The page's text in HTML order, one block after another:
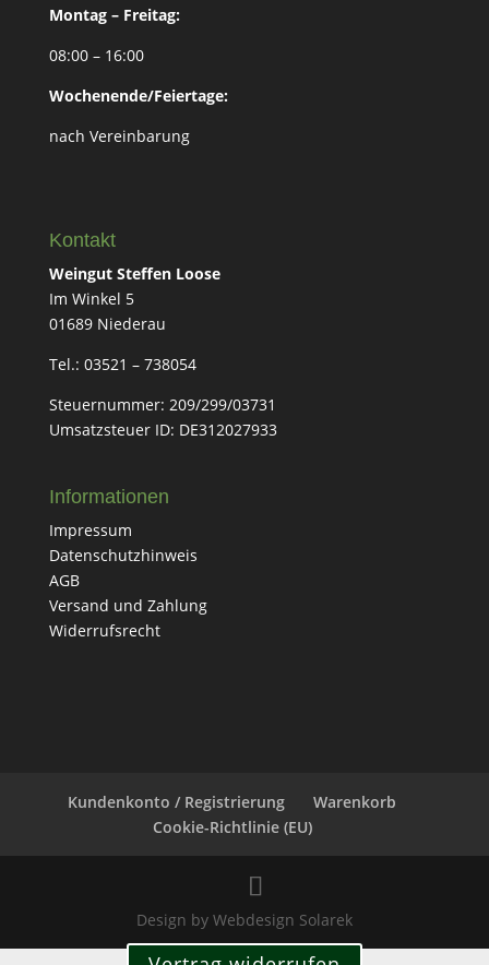
Montag – Freitag:
08:00 – 16:00
Wochenende/Feiertage:
nach Vereinbarung
Kontakt
Weingut Steffen Loose
Im Winkel 5
01689 Niederau
Tel.: 03521 – 738054
Steuernummer: 209/299/03731
Umsatzsteuer ID: DE312027933
Informationen
Impressum
Datenschutzhinweis
AGB
Versand und Zahlung
Widerrufsrecht
Kundenkonto / Registrierung
Warenkorb
Cookie-Richtlinie (EU)
Design by Webdesign Solarek